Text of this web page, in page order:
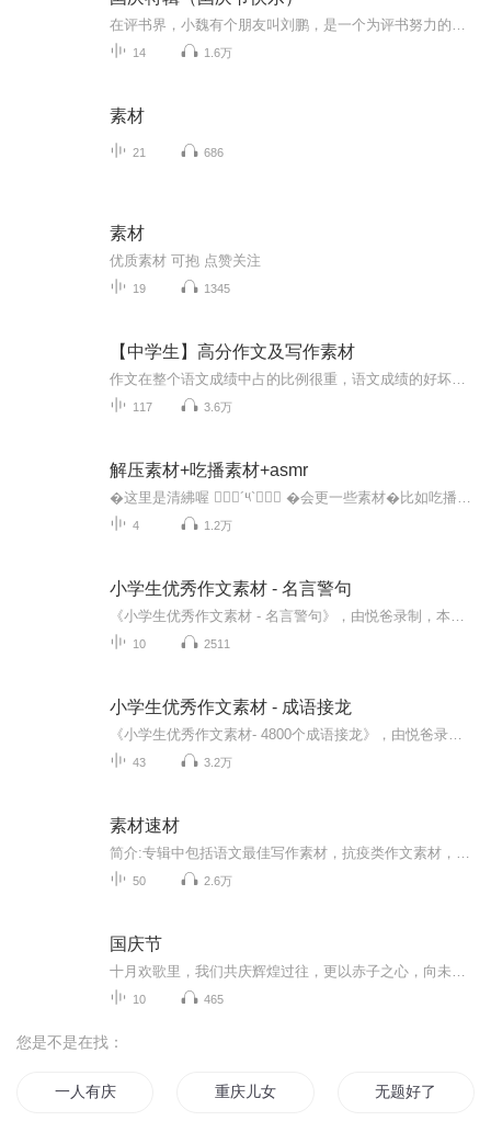
14 1.6万
素材
21 686
素材
优质素材 可抱 点赞关注
19 1345
【中学生】高分作文及写作素材
117 3.6万
解压素材+吃播素材+asmr
4 1.2万
小学生优秀作文素材 - 名言警句
10 2511
小学生优秀作文素材 - 成语接龙
43 3.2万
素材速材
50 2.6万
国庆节
10 465
您是不是在找：
一人有庆 重庆儿女 无题好了